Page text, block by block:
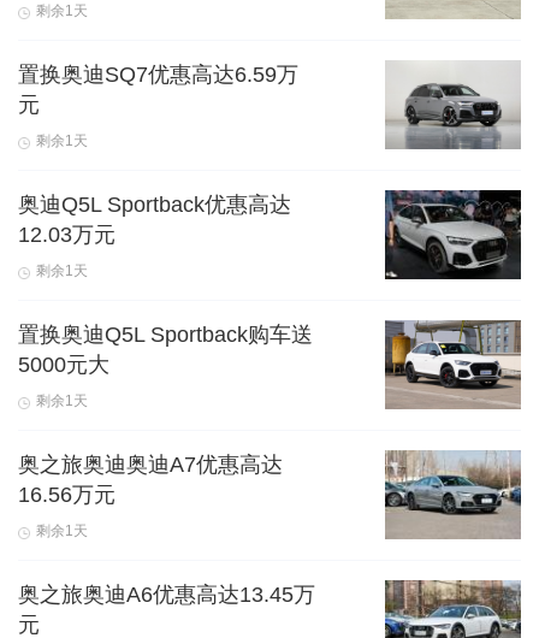
剩余1天
置换奥迪SQ7优惠高达6.59万
元
剩余1天
奥迪Q5L Sportback优惠高达
12.03万元
剩余1天
置换奥迪Q5L Sportback购车送
5000元大
剩余1天
奥之旅奥迪奥迪A7优惠高达
16.56万元
剩余1天
奥之旅奥迪A6优惠高达13.45万
元